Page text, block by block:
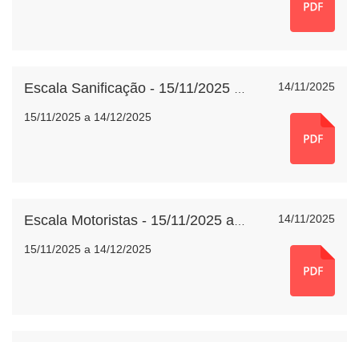
14/11/2025
15/11/2025 a 14/12/2025
14/11/2025
15/11/2025 a 14/12/2025